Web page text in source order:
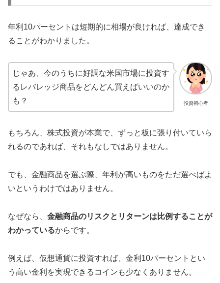
年利10パーセントは短期的に相場が良ければ、達成でき
ることがわかりました。
投資初心者
じゃあ、今のうちに好調な米国市場に投資す
るレバレッジ商品をどんどん買えばいいのか
も？
もちろん、株式投資が本業で、ずっと板に張り付いていら
れるのであれば、それもなしではありません。
でも、金融商品を選ぶ際、年利が高いものをただ選べばよ
いというわけではありません。
なぜなら、 金融商品のリスクとリターンは比例することが
わかっているからです。
例えば、仮想通貨に投資すれば、金利10パーセントとい
う高い金利を実現できるコインも少なくありません。